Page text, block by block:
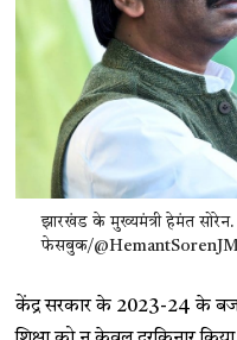
झारखंड के मुख्यमंत्री हेमंत सोरेन.
फेसबुक/
केंद्र सरकार के 2023-24 के बजट